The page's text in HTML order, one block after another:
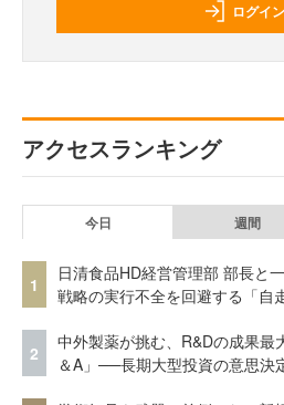
ログイン
アクセスランキング
今日 週間
1
日清食品HD経営管理部 部長と
戦略の実行不全を回避する「自
2
中外製薬が挑む、R&Dの成果最
＆A」──長期大型投資の意思決